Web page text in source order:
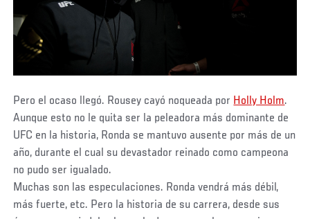
Pero el ocaso llegó. Rousey cayó noqueada por Holly Holm.
Aunque esto no le quita ser la peleadora más dominante de
UFC en la historia, Ronda se mantuvo ausente por más de un
año, durante el cual su devastador reinado como campeona
no pudo ser igualado.
Muchas son las especulaciones. Ronda vendrá más débil,
más fuerte, etc. Pero la historia de su carrera, desde sus